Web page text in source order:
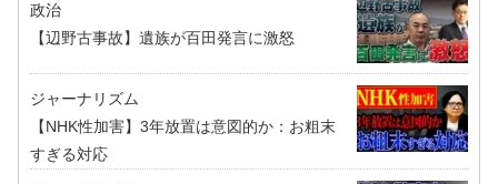
政治
【辺野古事故】遺族が百田発言に激怒
ジャーナリズム
【NHK性加害】3年放置は意図的か：お粗末
すぎる対応